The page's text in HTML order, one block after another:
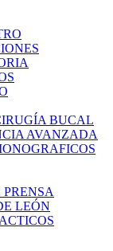
BUCAL
AVANZADA
LEÓN